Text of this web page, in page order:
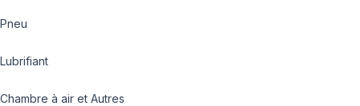
Pneu
Lubrifiant
Chambre à air et Autres